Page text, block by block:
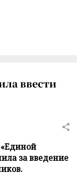
ввести
за введение